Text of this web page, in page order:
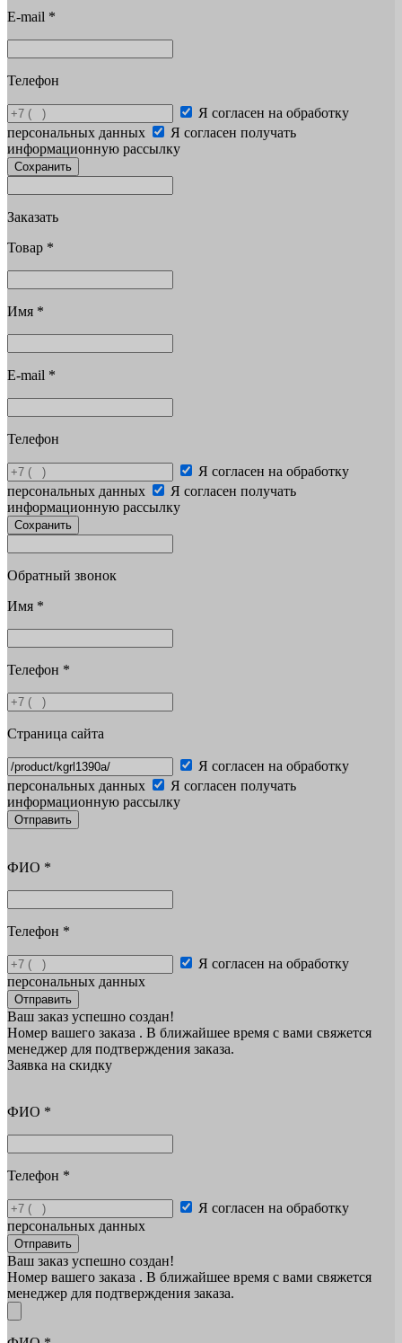
E-mail *
Телефон
Я согласен на обработку
персональных данных
Я согласен получать
информационную рассылку
Сохранить
Заказать
Товар *
Имя *
E-mail *
Телефон
Я согласен на обработку
персональных данных
Я согласен получать
информационную рассылку
Сохранить
Обратный звонок
Имя *
Телефон *
Страница сайта
Я согласен на обработку
персональных данных
Я согласен получать
информационную рассылку
Отправить
ФИО *
Телефон *
Я согласен на обработку
персональных данных
Отправить
Ваш заказ успешно создан!
Номер вашего заказа . В ближайшее время с вами свяжется
менеджер для подтверждения заказа.
Заявка на скидку
ФИО *
Телефон *
Я согласен на обработку
персональных данных
Отправить
Ваш заказ успешно создан!
Номер вашего заказа . В ближайшее время с вами свяжется
менеджер для подтверждения заказа.